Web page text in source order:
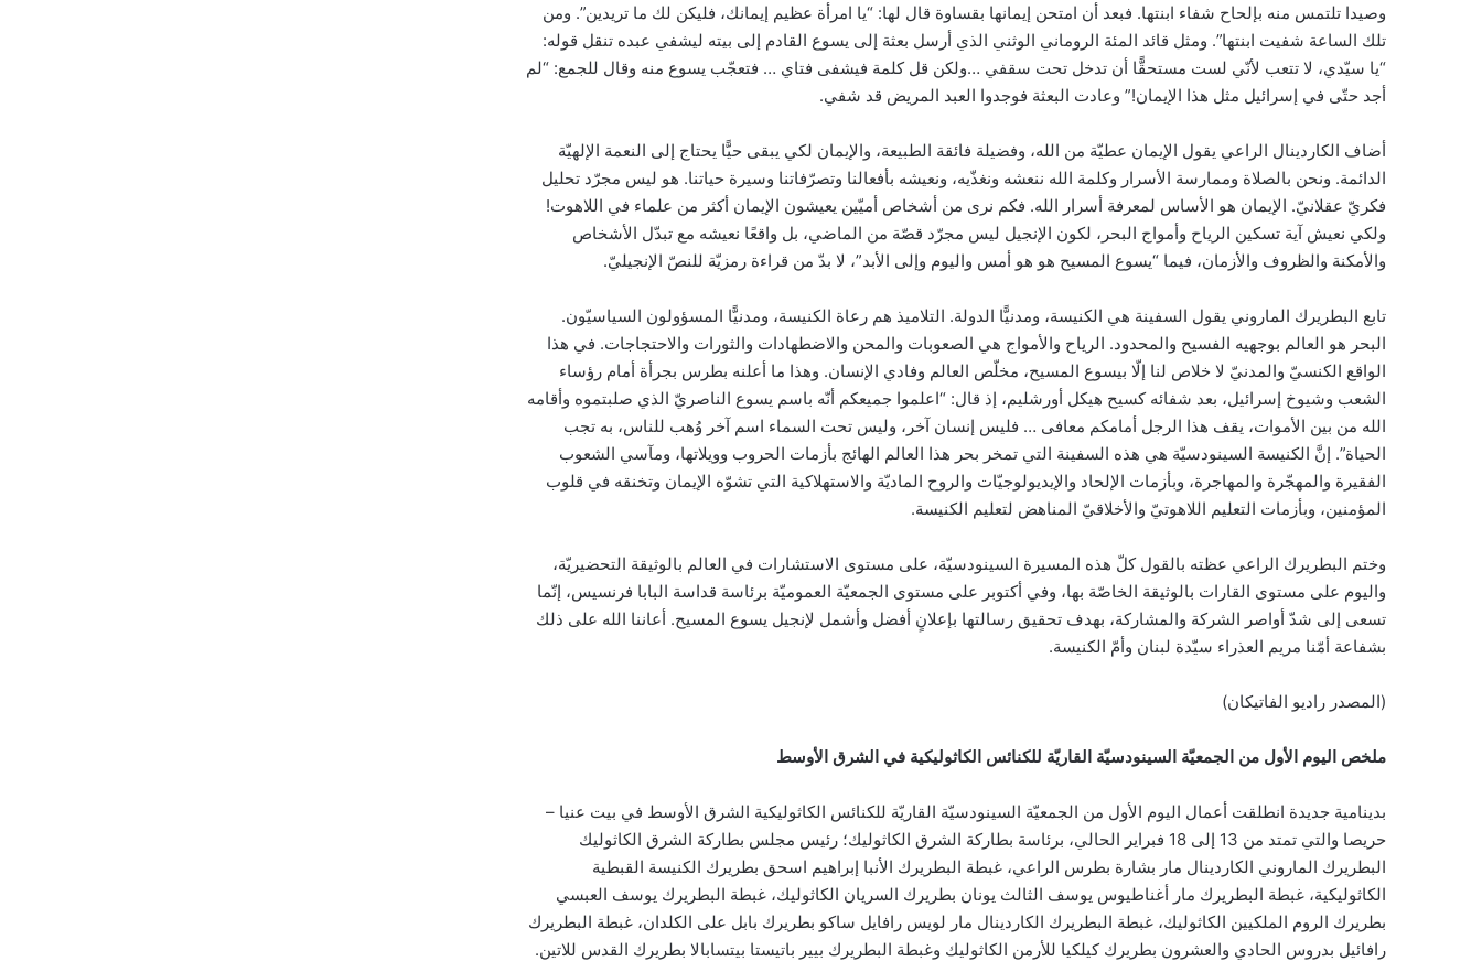
وصيدا تلتمس منه بإلحاح شفاء ابنتها. فبعد أن امتحن إيمانها بقساوة قال لها: “يا امرأة عظيم إيمانك، فليكن لك ما تريدين”. ومن
تلك الساعة شفيت ابنتها”. ومثل قائد المئة الروماني الوثني الذي أرسل بعثة إلى يسوع القادم إلى بيته ليشفي عبده تنقل قوله:
“يا سيّدي، لا تتعب لأنّي لست مستحقًّا أن تدخل تحت سقفي …ولكن قل كلمة فيشفى فتاي … فتعجّب يسوع منه وقال للجمع: “لم
أجد حتّى في إسرائيل مثل هذا الإيمان!” وعادت البعثة فوجدوا العبد المريض قد شفي.
أضاف الكاردينال الراعي يقول الإيمان عطيّة من الله، وفضيلة فائقة الطبيعة، والإيمان لكي يبقى حيًّا يحتاج إلى النعمة الإلهيّة
الدائمة. ونحن بالصلاة وممارسة الأسرار وكلمة الله ننعشه ونغذّيه، ونعيشه بأفعالنا وتصرّفاتنا وسيرة حياتنا. هو ليس مجرّد تحليل
فكريّ عقلانيّ. الإيمان هو الأساس لمعرفة أسرار الله. فكم نرى من أشخاص أميّين يعيشون الإيمان أكثر من علماء في اللاهوت!
ولكي نعيش آية تسكين الرياح وأمواج البحر، لكون الإنجيل ليس مجرّد قصّة من الماضي، بل واقعًا نعيشه مع تبدّل الأشخاص
والأمكنة والظروف والأزمان، فيما “يسوع المسيح هو هو أمس واليوم وإلى الأبد”، لا بدّ من قراءة رمزيّة للنصّ الإنجيليّ.
تابع البطريرك الماروني يقول السفينة هي الكنيسة، ومدنيًّا الدولة. التلاميذ هم رعاة الكنيسة، ومدنيًّا المسؤولون السياسيّون.
البحر هو العالم بوجهيه الفسيح والمحدود. الرياح والأمواج هي الصعوبات والمحن والاضطهادات والثورات والاحتجاجات. في هذا
الواقع الكنسيّ والمدنيّ لا خلاص لنا إلّا بيسوع المسيح، مخلّص العالم وفادي الإنسان. وهذا ما أعلنه بطرس بجرأة أمام رؤساء
الشعب وشيوخ إسرائيل، بعد شفائه كسيح هيكل أورشليم، إذ قال: “اعلموا جميعكم أنّه باسم يسوع الناصريّ الذي صلبتموه وأقامه
الله من بين الأموات، يقف هذا الرجل أمامكم معافى … فليس إنسان آخر، وليس تحت السماء اسم آخر وُهب للناس، به تجب
الحياة”. إنَّ الكنيسة السينودسيّة هي هذه السفينة التي تمخر بحر هذا العالم الهائج بأزمات الحروب وويلاتها، ومآسي الشعوب
الفقيرة والمهجّرة والمهاجرة، وبأزمات الإلحاد والإيديولوجيّات والروح الماديّة والاستهلاكية التي تشوّه الإيمان وتخنقه في قلوب
المؤمنين، وبأزمات التعليم اللاهوتيّ والأخلاقيّ المناهض لتعليم الكنيسة.
وختم البطريرك الراعي عظته بالقول كلّ هذه المسيرة السينودسيّة، على مستوى الاستشارات في العالم بالوثيقة التحضيريّة،
واليوم على مستوى القارات بالوثيقة الخاصّة بها، وفي أكتوبر على مستوى الجمعيّة العموميّة برئاسة قداسة البابا فرنسيس، إنّما
تسعى إلى شدّ أواصر الشركة والمشاركة، بهدف تحقيق رسالتها بإعلانٍ أفضل وأشمل لإنجيل يسوع المسيح. أعاننا الله على ذلك
بشفاعة أمّنا مريم العذراء سيّدة لبنان وأمّ الكنيسة.
(المصدر راديو الفاتيكان)
ملخص اليوم الأول من الجمعيّة السينودسيّة القاريّة للكنائس الكاثوليكية في الشرق الأوسط
بدينامية جديدة انطلقت أعمال اليوم الأول من الجمعيّة السينودسيّة القاريّة للكنائس الكاثوليكية الشرق الأوسط في بيت عنيا –
حريصا والتي تمتد من 13 إلى 18 فبراير الحالي، برئاسة بطاركة الشرق الكاثوليك؛ رئيس مجلس بطاركة الشرق الكاثوليك
البطريرك الماروني الكاردينال مار بشارة بطرس الراعي، غبطة البطريرك الأنبا إبراهيم اسحق بطريرك الكنيسة القبطية
الكاثوليكية، غبطة البطريرك مار أغناطيوس يوسف الثالث يونان بطريرك السريان الكاثوليك، غبطة البطريرك يوسف العبسي
بطريرك الروم الملكيين الكاثوليك، غبطة البطريرك الكاردينال مار لويس رافايل ساكو بطريرك بابل على الكلدان، غبطة البطريرك
رافائيل بدروس الحادي والعشرون بطريرك كيلكيا للأرمن الكاثوليك وغبطة البطريرك بيير باتيستا بيتسابالا بطريرك القدس للاتين.